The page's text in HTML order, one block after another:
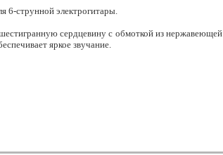
6-струнной электрогитары.
сердцевину с обмоткой из нержавеющей
яркое звучание.